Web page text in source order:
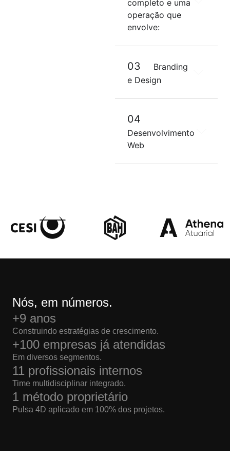
completo e uma
operação que
envolve:
03
Branding
e Design
04
Desenvolvimento
Web
Nós, em números.
+9 anos
Construindo estratégias de crescimento.
+100 empresas já atendidas
Em diversos segmentos.
11 profissionais internos
Time multidisciplinar integrado.
1 método proprietário
Pulsa 4D aplicado em 100% dos projetos.